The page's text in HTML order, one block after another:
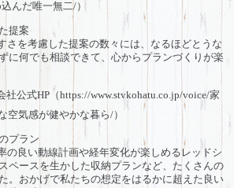
んだ唯一無二/）
提案
さを考慮した提案の数々には、なるほどとうな
に何でも相談できて、心からプランづくりが楽
社公式HP（https://www.stvkohatu.co.jp/voice/家
空気感が健やかな暮ら/）
プラン
の良い動線計画や経年変化が楽しめるレッドシ
ペースを生かした収納プランなど、たくさんの
。おかげで私たちの想定をはるかに超えた良い